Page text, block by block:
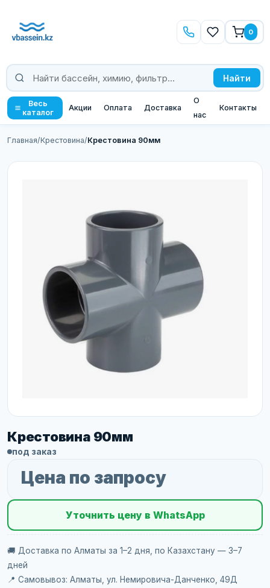
Найти
0
Весь
каталог
Акции Оплата Доставка
О
нас
Контакты
Главная/Крестовина/Крестовина 90мм
Крестовина 90мм
под заказ
Цена по запросу
Уточнить цену в WhatsApp
🚚 Доставка по Алматы за 1–2 дня, по Казахстану — 3–7
дней
📍 Самовывоз: Алматы, ул. Немировича-Данченко, 49Д